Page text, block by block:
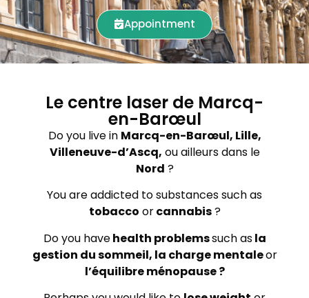
Appointment
Le centre laser de Marcq-
en-Barœul
Do you live in Marcq-en-Barœul, Lille,
Villeneuve-d’Ascq, ou ailleurs dans le
Nord ?
You are addicted to substances such as
tobacco orcannabis?
Do you havehealth problemssuch asla
gestion du sommeil, la charge mentaleor
l’équilibre ménopause ?